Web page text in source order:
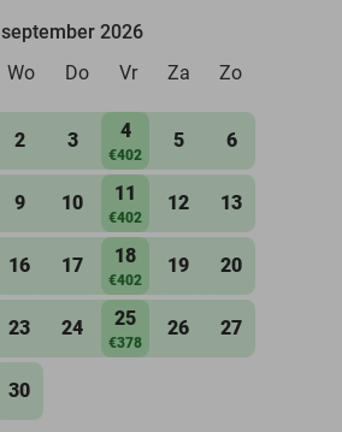
september 2026
Wo Do Vr Za Zo
2 3 4
€402
5 6
9 10 11
€402
12 13
16 17 18
€402
19 20
23 24 25
€378
26 27
30